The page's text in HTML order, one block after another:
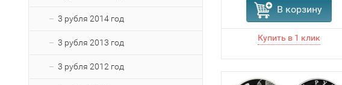
3 рубля 2014 год
3 рубля 2013 год
3 рубля 2012 год
В корзину